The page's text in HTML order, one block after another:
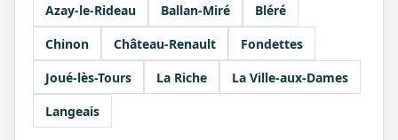
Azay-le-Rideau Ballan-Miré
Bléré
Chinon
Château-Renault
Fondettes
Joué-lès-Tours
La Riche
La Ville-aux-Dames
Langeais